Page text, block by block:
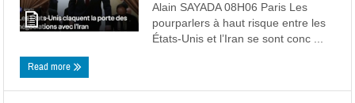
Alain SAYADA 08H06 Paris Les
pourparlers à haut risque entre les
États-Unis et l’Iran se sont conc ...
Read more